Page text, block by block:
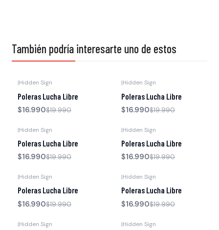
También podría interesarte uno de estos
|Hidden Sign
Poleras Lucha Libre
$16.990$19.990
|Hidden Sign
Poleras Lucha Libre
$16.990$19.990
|Hidden Sign
Poleras Lucha Libre
$16.990$19.990
|Hidden Sign
Poleras Lucha Libre
$16.990$19.990
|Hidden Sign
Poleras Lucha Libre
$16.990$19.990
|Hidden Sign
Poleras Lucha Libre
$16.990$19.990
|Hidden Sign |Hidden Sign